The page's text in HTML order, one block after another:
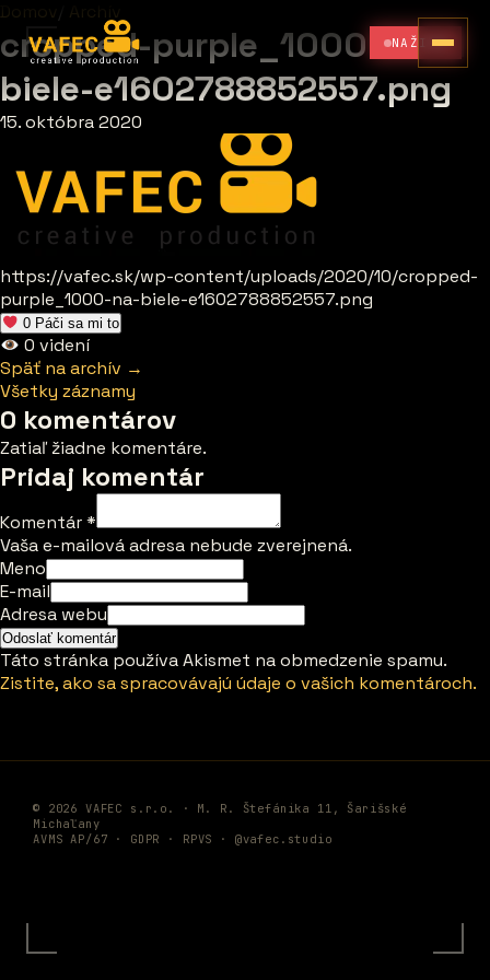
NAŽIVO
Domov Archív
cropped-purple_1000-na-
biele-e1602788852557.png
15. októbra 2020
https://vafec.sk/wp-content/uploads/2020/10/cropped-
purple_1000-na-biele-e1602788852557.png
0 Páči sa mi to
0 videní
Späť na archív →
Všetky záznamy
0 komentárov
Zatiaľ žiadne komentáre.
Pridaj komentár
Komentár*
Vaša e-mailová adresa nebude zverejnená.
Meno
E-mail
Adresa webu
Táto stránka používa Akismet na obmedzenie spamu.
Zistite, ako sa spracovávajú údaje o vašich komentároch.
© 2026 VAFEC s.r.o. · M. R. Štefánika 11, Šarišské
Michaľany
AVMS AP/67 · GDPR · RPVS · @vafec.studio